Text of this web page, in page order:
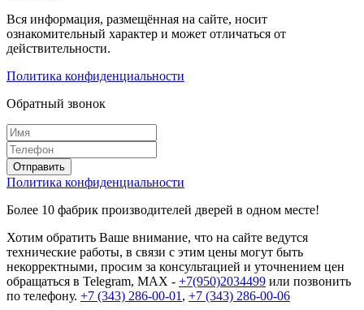
Вся информация, размещённая на сайте, носит
ознакомительный характер и может отличаться от
действительности.
Политика конфиденциальности
Обратный звонок
Политика конфиденциальности
Более 10 фабрик производителей дверей в одном месте!
Хотим обратить Ваше внимание, что на сайте ведутся
технические работы, в связи с этим цены могут быть
некорректными, просим за консультацией и уточнением цен
обращаться в Telegram, MAX - +7(950)2034499 или позвонить
по телефону. +7 (343) 286-00-01 , +7 (343) 286-00-06